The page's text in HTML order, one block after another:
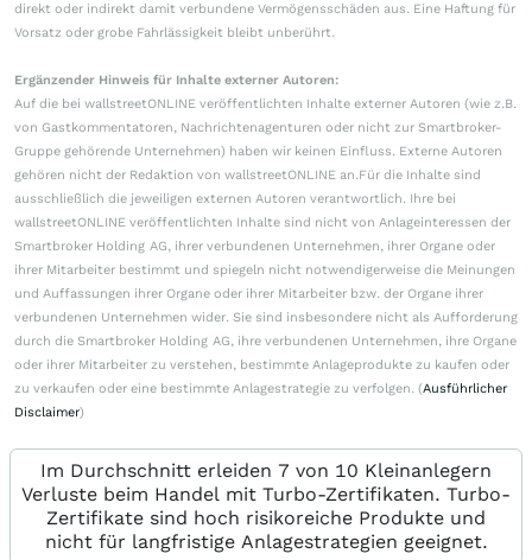
direkt oder indirekt damit verbundene Vermögensschäden aus. Eine Haftung für
Vorsatz oder grobe Fahrlässigkeit bleibt unberührt.
Ergänzender Hinweis für Inhalte externer Autoren:
Auf die bei wallstreetONLINE veröffentlichten Inhalte externer Autoren (wie z.B.
von Gastkommentatoren, Nachrichtenagenturen oder nicht zur Smartbroker-
Gruppe gehörende Unternehmen) haben wir keinen Einfluss. Externe Autoren
gehören nicht der Redaktion von wallstreetONLINE an.Für die Inhalte sind
ausschließlich die jeweiligen externen Autoren verantwortlich. Ihre bei
wallstreetONLINE veröffentlichten Inhalte sind nicht von Anlageinteressen der
Smartbroker Holding AG, ihrer verbundenen Unternehmen, ihrer Organe oder
ihrer Mitarbeiter bestimmt und spiegeln nicht notwendigerweise die Meinungen
und Auffassungen ihrer Organe oder ihrer Mitarbeiter bzw. der Organe ihrer
verbundenen Unternehmen wider. Sie sind insbesondere nicht als Aufforderung
durch die Smartbroker Holding AG, ihre verbundenen Unternehmen, ihre Organe
oder ihrer Mitarbeiter zu verstehen, bestimmte Anlageprodukte zu kaufen oder
zu verkaufen oder eine bestimmte Anlagestrategie zu verfolgen. (Ausführlicher
Disclaimer)
Im Durchschnitt erleiden 7 von 10 Kleinanlegern
Verluste beim Handel mit Turbo-Zertifikaten. Turbo-
Zertifikate sind hoch risikoreiche Produkte und
nicht für langfristige Anlagestrategien geeignet.